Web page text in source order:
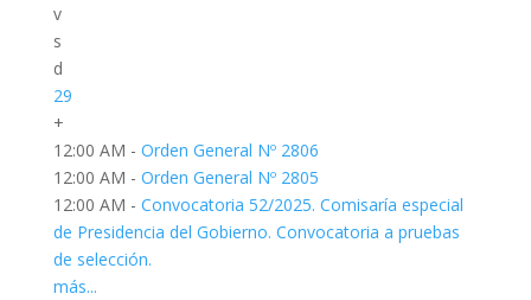
v
s
d
29
+
12:00 AM - Orden General Nº 2806
12:00 AM - Orden General Nº 2805
12:00 AM - Convocatoria 52/2025. Comisaría especial
de Presidencia del Gobierno. Convocatoria a pruebas
de selección.
más...